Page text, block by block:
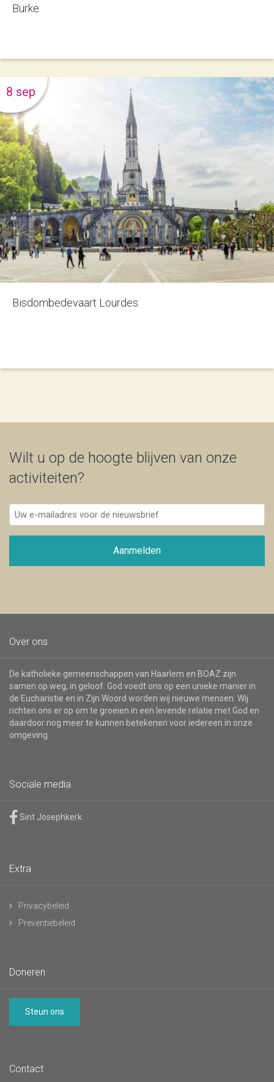
Burke
Bisdombedevaart Lourdes
8 sep
Wilt u op de hoogte blijven van onze
activiteiten?
Uw
e-
mailadres
de
Aanmelden
Over ons
De katholieke gemeenschappen van Haarlem en BOAZ zijn
samen op weg, in geloof. God voedt ons op een unieke manier in
de Eucharistie en in Zijn Woord worden wij nieuwe mensen. Wij
richten ons er op om te groeien in een levende relatie met God en
daardoor nog meer te kunnen betekenen voor iedereen in onze
omgeving.
Sociale media
Sint Josephkerk
Extra
Privacybeleid
Preventiebeleid
Doneren
Steun ons
Contact